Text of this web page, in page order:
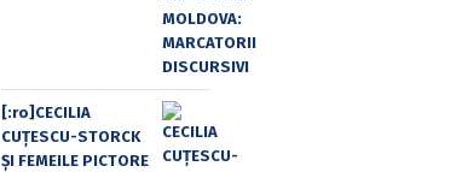
[:ro]CECILIA
CUŢESCU-STORCK
ŞI FEMEILE PICTORE